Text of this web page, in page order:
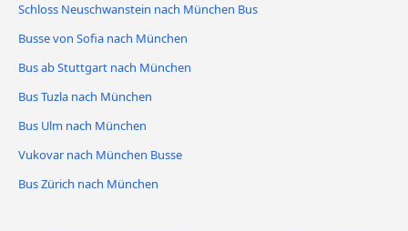
Schloss Neuschwanstein nach München Bus
Busse von Sofia nach München
Bus ab Stuttgart nach München
Bus Tuzla nach München
Bus Ulm nach München
Vukovar nach München Busse
Bus Zürich nach München